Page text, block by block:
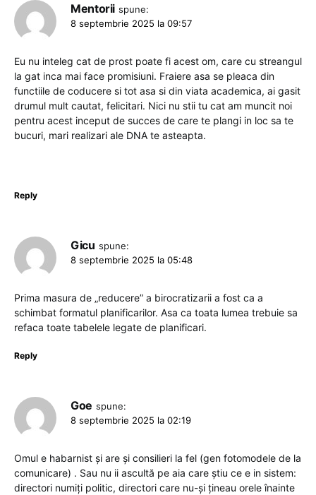
Mentorii spune:
8 septembrie 2025 la 09:57
Eu nu inteleg cat de prost poate fi acest om, care cu streangul
la gat inca mai face promisiuni. Fraiere asa se pleaca din
functiile de coducere si tot asa si din viata academica, ai gasit
drumul mult cautat, felicitari. Nici nu stii tu cat am muncit noi
pentru acest inceput de succes de care te plangi in loc sa te
bucuri, mari realizari ale DNA te asteapta.
Reply
Gicu spune:
8 septembrie 2025 la 05:48
Prima masura de „reducere” a birocratizarii a fost ca a
schimbat formatul planificarilor. Asa ca toata lumea trebuie sa
refaca toate tabelele legate de planificari.
Reply
Goe spune:
8 septembrie 2025 la 02:19
Omul e habarnist și are și consilieri la fel (gen fotomodele de la
comunicare) . Sau nu ii ascultă pe aia care știu ce e in sistem:
directori numiți politic, directori care nu-și țineau orele înainte